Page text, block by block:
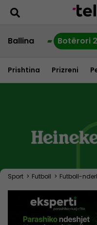
Ballina Botërori
Prishtina Prizreni
Sport > Futboll > Futboll-